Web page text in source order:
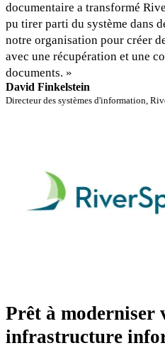
documentaire a transformé
pu tirer parti du système dans
notre organisation pour créer
avec une récupération et une
documents. »
David Finkelstein
Directeur des systèmes d'information,
Prêt à moderniser
infrastructure